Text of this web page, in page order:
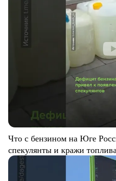
Что с бензином на Юге
спекулянты и кражи